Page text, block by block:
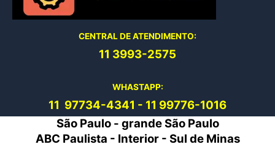
CENTRAL DE ATENDIMENTO:
11 3993-2575
WHASTAPP:
11 97734-4341 - 11 99776-1016
São Paulo - grande São Paulo
ABC Paulista - Interior - Sul de Minas